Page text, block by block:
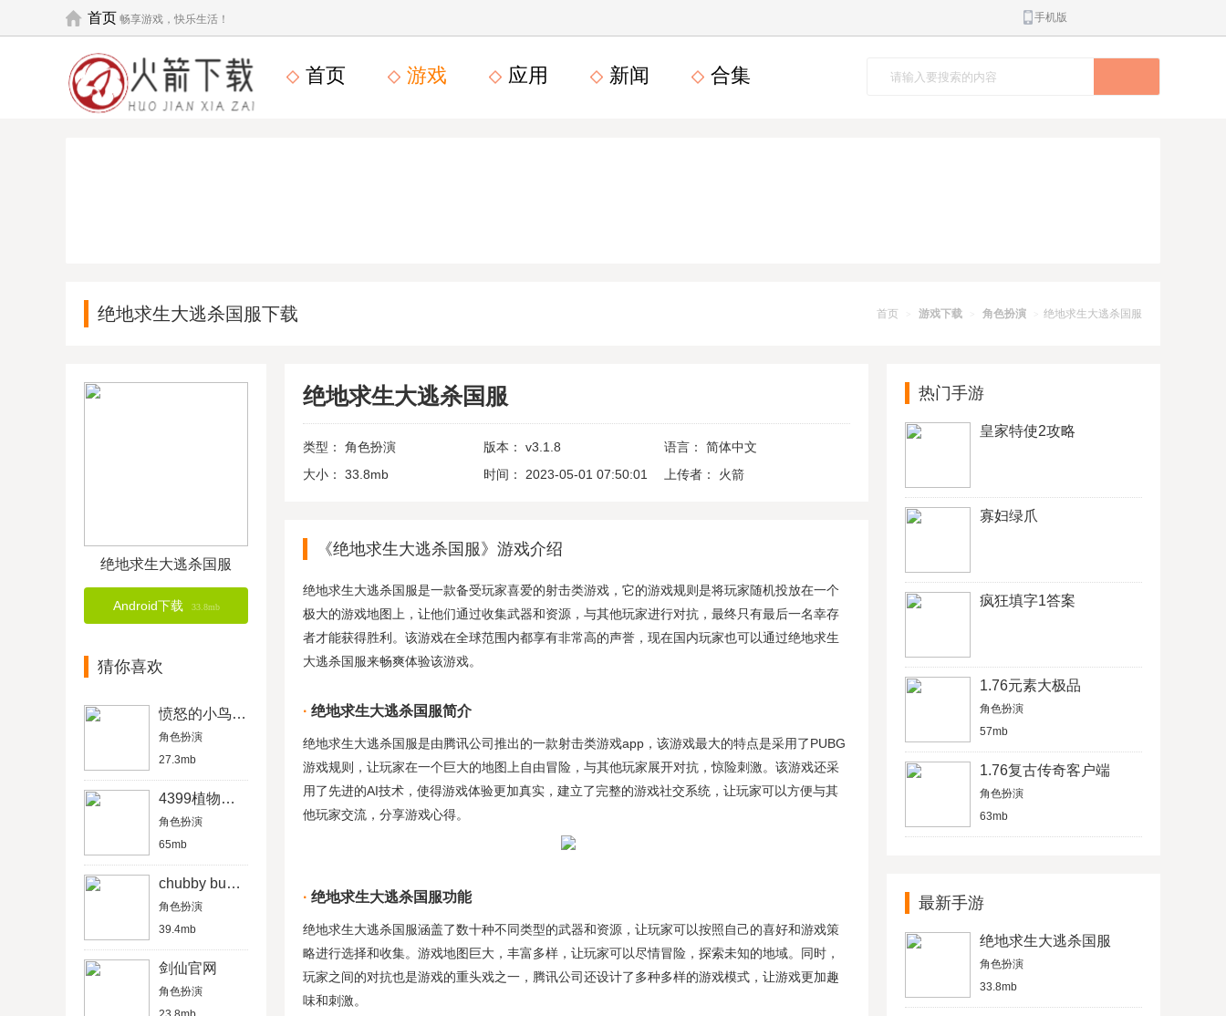
首页 畅享游戏，快乐生活！ 手机版
首页 游戏 应用 新闻 合集
首页 > 游戏下载 > 角色扮演 > 绝地求生大逃杀国服
绝地求生大逃杀国服下载
绝地求生大逃杀国服
Android下载 33.8mb
猜你喜欢
愤怒的小鸟万圣节
角色扮演
27.3mb
4399植物大战僵尸中文版
角色扮演
65mb
chubby bunny
角色扮演
39.4mb
剑仙官网
角色扮演
绝地求生大逃杀国服
类型： 角色扮演 版本： v3.1.8 语言：
简体中文
大小：
33.8mb 时间： 2023-05-01 07:50:01 上传者： 火箭
《绝地求生大逃杀国服》游戏介绍
绝地求生大逃杀国服是一款备受玩家喜爱的射击类游戏，它的游戏规则是将玩家随机投放在一个
极大的游戏地图上，让他们通过收集武器和资源，与其他玩家进行对抗，最终只有最后一名幸存
者才能获得胜利。该游戏在全球范围内都享有非常高的声誉，现在国内玩家也可以通过绝地求生
大逃杀国服来畅爽体验该游戏。
绝地求生大逃杀国服简介
绝地求生大逃杀国服是由腾讯公司推出的一款射击类游戏app，该游戏最大的特点是采用了PUBG
游戏规则，让玩家在一个巨大的地图上自由冒险，与其他玩家展开对抗，惊险刺激。该游戏还采
用了先进的AI技术，使得游戏体验更加真实，建立了完整的游戏社交系统，让玩家可以方便与其
他玩家交流，分享游戏心得。
绝地求生大逃杀国服功能
绝地求生大逃杀国服涵盖了数十种不同类型的武器和资源，让玩家可以按照自己的喜好和游戏策
略进行选择和收集。游戏地图巨大，丰富多样，让玩家可以尽情冒险，探索未知的地域。同时，
玩家之间的对抗也是游戏的重头戏之一，腾讯公司还设计了多种多样的游戏模式，让游戏更加趣
味和刺激。
热门手游
皇家特使2攻略
寡妇绿爪
疯狂填字1答案
1.76元素大极品
角色扮演
57mb
1.76复古传奇客户端
角色扮演
63mb
最新手游
绝地求生大逃杀国服
角色扮演
33.8mb